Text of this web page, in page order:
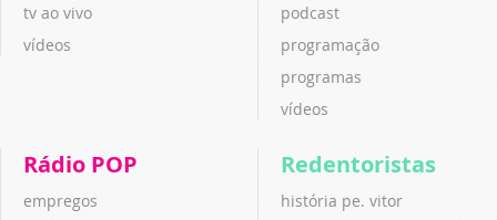
tv ao vivo
vídeos
podcast
programação
programas
vídeos
Rádio POP
empregos
Redentoristas
história pe. vitor